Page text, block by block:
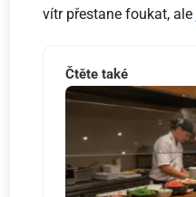
vítr přestane foukat, ale
Čtěte také